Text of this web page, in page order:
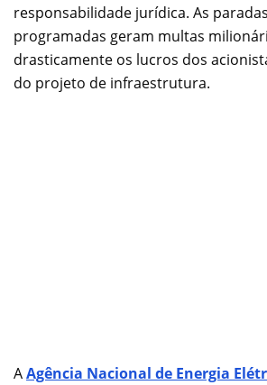
responsabilidade jurídica. As
programadas geram multas
drasticamente os lucros dos
do projeto de infraestrutura.
AAgência Nacional de Energia